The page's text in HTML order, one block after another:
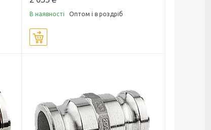
В наявності Оптом і в роздріб